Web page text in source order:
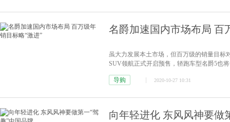
名爵加速国内市场布局 百
虽大力发展本土市场，但百万级的销量目
SUV领航正式开启预售，轿跑车型名爵5也
Mission 100战略目标中2023年实现年销量
导购 2020-10-27 10:31
向年轻进化 东风风神要做